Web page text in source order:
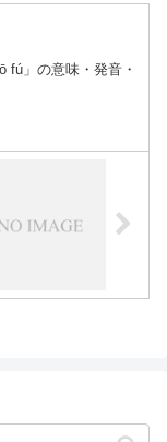
fú」の意味・発音・